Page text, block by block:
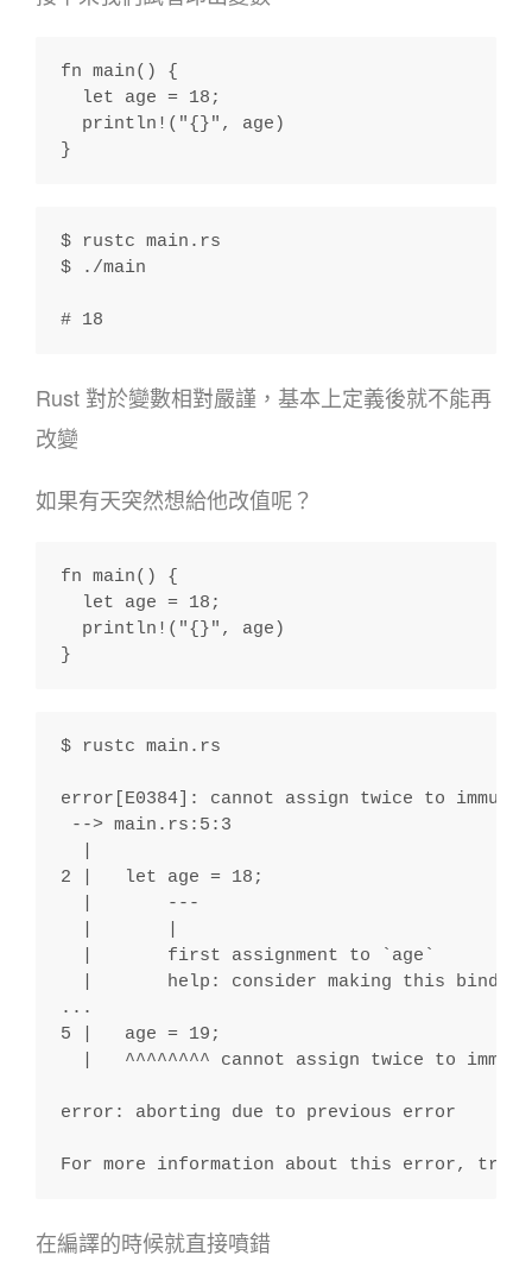
fn main() {
  let age = 18;
  println!("{}", age)
}
$ rustc main.rs
$ ./main
# 18
Rust 對於變數相對嚴謹，基本上定義後就不能再
改變
如果有天突然想給他改值呢？
fn main() {
  let age = 18;
  println!("{}", age)
}
$ rustc main.rs
error[E0384]: cannot assign twice to
--> main.rs:5:3
2 |   let age = 18;
  |       ---
  |       first assignment to `age`
|       help: consider making this
...
5 |   age = 19;
|   ^^^^^^^^ cannot assign twice to
error: aborting due to previous error
For more information about this error, try
在編譯的時候就直接噴錯